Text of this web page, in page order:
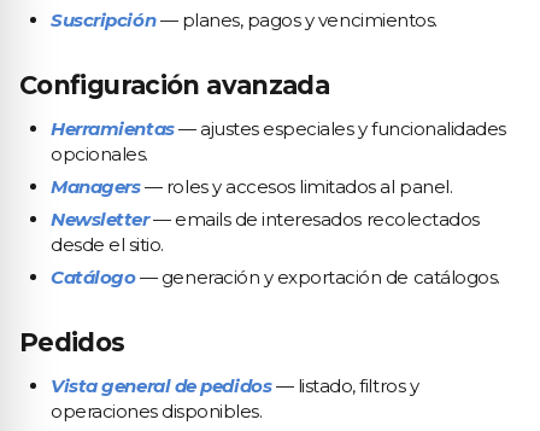
Suscripción— planes, pagos y vencimientos.
Configuración avanzada
Herramientas— ajustes especiales y funcionalidades
opcionales.
Managers— roles y accesos limitados al panel.
Newsletter— emails de interesados recolectados
desde el sitio.
Catálogo— generación y exportación de catálogos.
Pedidos
Vista general de pedidos— listado, filtros y
operaciones disponibles.